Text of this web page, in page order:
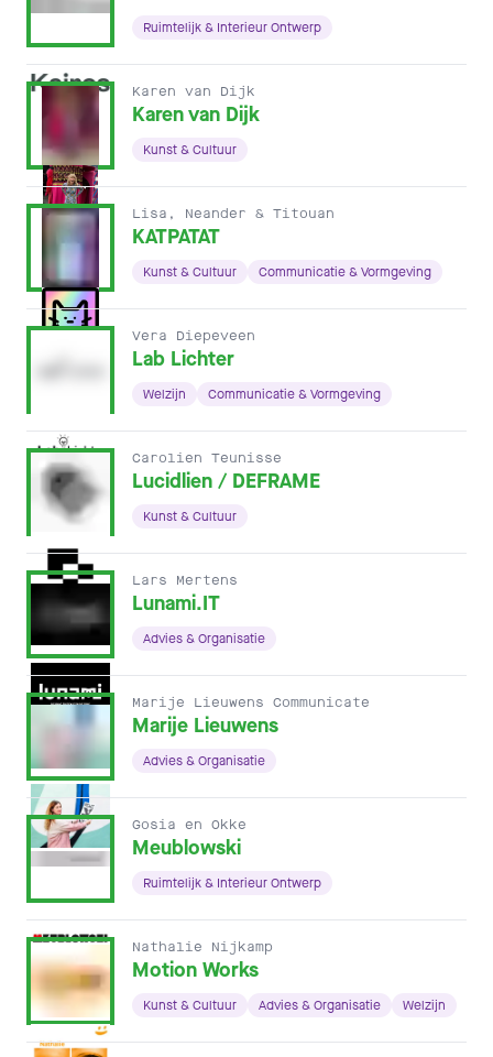
Ruimtelijk & Interieur Ontwerp
Karen van Dijk
Karen van Dijk
Kunst & Cultuur
Lisa, Neander & Titouan
KATPATAT
Kunst & Cultuur Communicatie & Vormgeving
Vera Diepeveen
Lab Lichter
Welzijn Communicatie & Vormgeving
Carolien Teunisse
Lucidlien / DEFRAME
Kunst & Cultuur
Lars Mertens
Lunami.IT
Advies & Organisatie
Marije Lieuwens Communicate
Marije Lieuwens
Advies & Organisatie
Gosia en Okke
Meublowski
Ruimtelijk & Interieur Ontwerp
Nathalie Nijkamp
Motion Works
Kunst & Cultuur Advies & Organisatie Welzijn